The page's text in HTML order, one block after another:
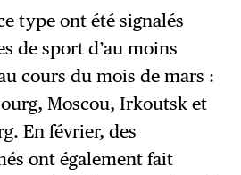
type ont été signalés
de sport d’au moins
cours du mois de mars :
Moscou, Irkoutsk et
En février, des
ont également fait